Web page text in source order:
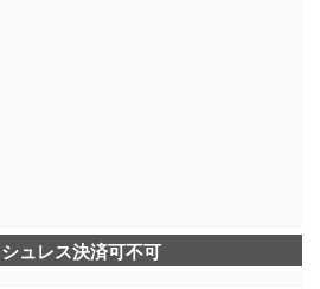
ュレス決済可不可